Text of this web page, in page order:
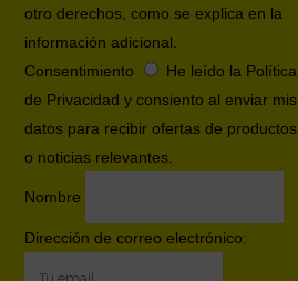
otro derechos, como se explica en la
información adicional.
Consentimiento
He leído la Política
de Privacidad y consiento al enviar mis
datos para recibir ofertas de productos
o noticias relevantes.
Nombre
Dirección de correo electrónico: